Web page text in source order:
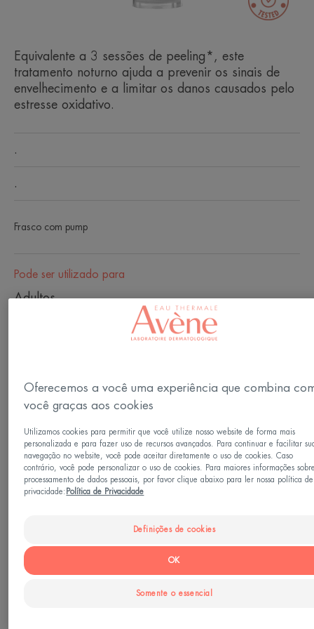
Equivalente a 3 sessões de peeling*, este
tratamento noturno ajuda a prevenir os sinais de
envelhecimento e a limitar os danos causados pelo
estresse oxidativo.
.
.
Frasco com pump
Pode ser utilizado para
Adultos
Necessidades
Anti-rugas - Radiância
Feito em França
ajuda a combater suavemente os sinais visíveis de
envelhecimento e a limitar os danos causados pelo
estresse oxidativo. Graças a seu complexo
renovador (Retinaldeído e Provitamina E), a textura
Oferecemos a você uma experiência que combina
você graças aos cookies
Utilizamos cookies para permitir que você utilize nosso website de forma mais
personalizada e para fazer uso de recursos avançados. Para continuar e facilitar
navegação no website, você pode aceitar diretamente o uso de cookies. Caso
contrário, você pode personalizar o uso de cookies. Para maiores informações
processamento de dados pessoais, por favor clique abaixo para ler nossa política de
privacidade: Política de Privacidade
Definições de cookies
Somente o essencial
OK